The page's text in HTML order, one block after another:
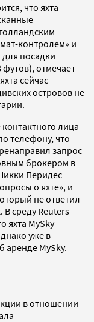
что яхта
контролем» и
для посадки
отмечает
сейчас
островов не
лица
телефону, что
запрос
брокером в
Перидес
о яхте», и
не ответил
среду Reuters
яхта MySky
уже в
аренде MySky.
в отношении